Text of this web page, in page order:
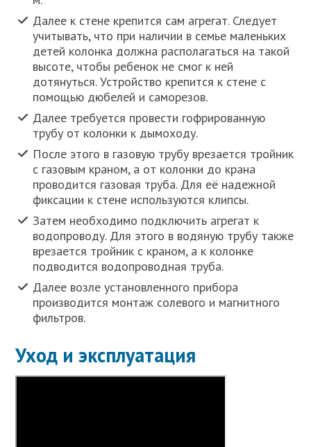
Далее к стене крепится сам агрегат. Следует
учитывать, что при наличии в семье маленьких
детей колонка должна располагаться на такой
высоте, чтобы ребенок не смог к ней
дотянуться. Устройство крепится к стене с
помощью дюбелей и саморезов.
Далее требуется провести гофрированную
трубу от колонки к дымоходу.
После этого в газовую трубу врезается тройник
с газовым краном, а от колонки до крана
проводится газовая труба. Для её надежной
фиксации к стене используются клипсы.
Затем необходимо подключить агрегат к
водопроводу. Для этого в водяную трубу также
врезается тройник с краном, а к колонке
подводится водопроводная труба.
Далее возле установленного прибора
производится монтаж солевого и магнитного
фильтров.
Уход и эксплуатация